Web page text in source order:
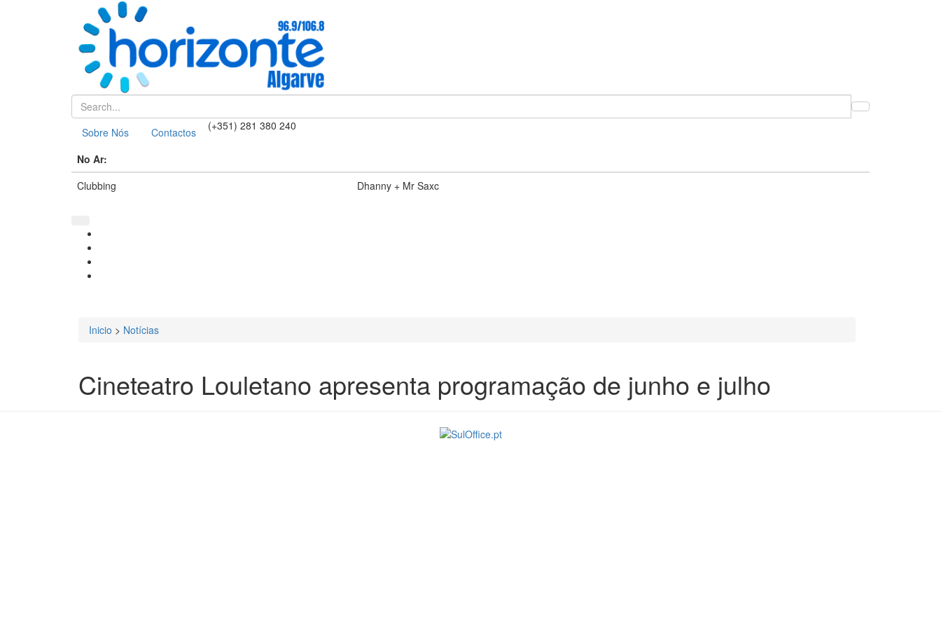
Sobre Nós Contactos (+351) 281 380 240
No Ar:
Clubbing
Dhanny + Mr Saxc
Está aqui
Inicio > Notícias
Cineteatro Louletano apresenta programação de junho e julho